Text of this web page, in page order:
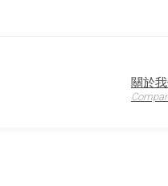
100KSW2,LFR-100BL2-
330RD2,
關於